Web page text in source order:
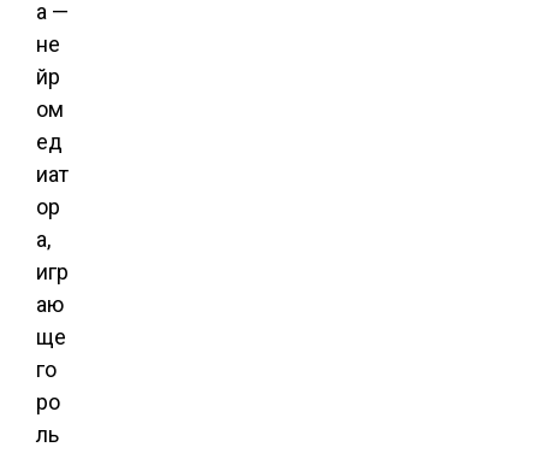
а —
не
йр
ом
ед
иат
ор
а,
игр
аю
ще
го
ро
ль